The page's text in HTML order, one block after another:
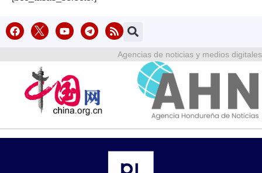
Agencias de noticias y medios digitales